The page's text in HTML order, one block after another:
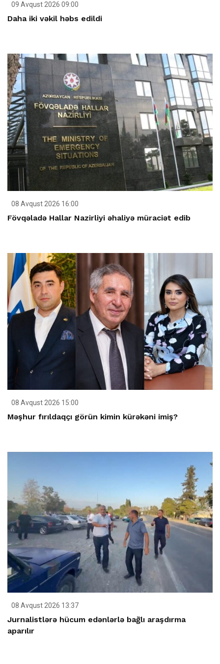
09 Avqust 2026 09:00
Daha iki vəkil həbs edildi
08 Avqust 2026 16:00
Fövqəladə Hallar Nazirliyi əhaliyə müraciət edib
08 Avqust 2026 15:00
Məşhur fırıldaqçı görün kimin kürəkəni imiş?
08 Avqust 2026 13:37
Jurnalistlərə hücum edənlərlə bağlı araşdırma
aparılır